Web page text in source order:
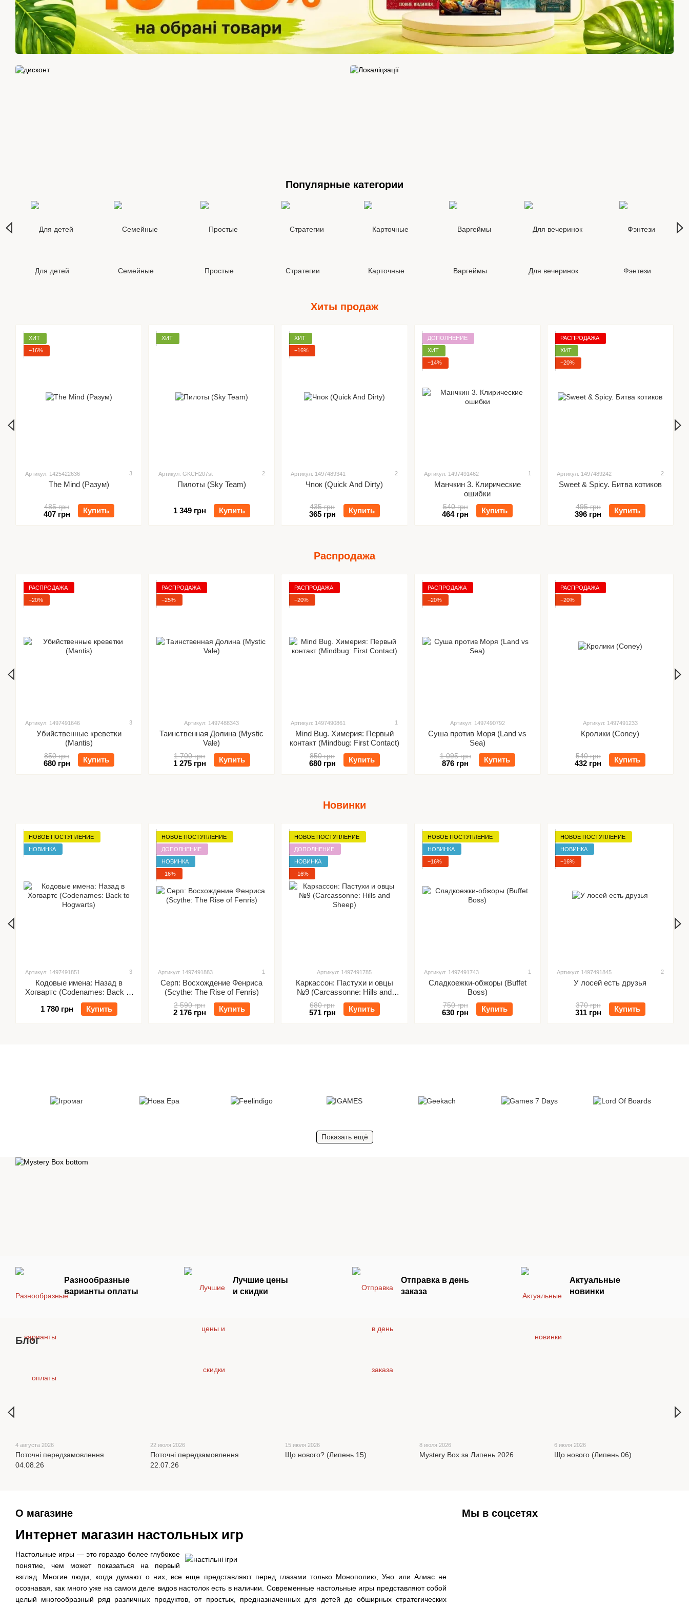
Популярные категории
Для детей Семейные Простые Стратегии Карточные Варгеймы Для вечеринок Фэнтези
Хиты продаж
ХИТ
−16%
Артикул: 1425422636 3
The Mind (Разум)
485 грн
407 грн Купить
ХИТ
Артикул: GKCH207st 2
Пилоты (Sky Team)
1 349 грн Купить
ХИТ
−16%
Артикул: 1497489341 2
Чпок (Quick And Dirty)
435 грн
365 грн Купить
ДОПОЛНЕНИЕ
ХИТ
−14%
Артикул: 1497491462 1
Манчкин 3. Клирические
ошибки
540 грн
464 грн Купить
РАСПРОДАЖА
ХИТ
−20%
Артикул: 1497489242 2
Sweet & Spicy. Битва котиков
495 грн
396 грн Купить
Распродажа
РАСПРОДАЖА
−20%
Артикул: 1497491646 3
Убийственные креветки
(Mantis)
850 грн
680 грн Купить
РАСПРОДАЖА
−25%
Артикул: 1497488343
Таинственная Долина (Mystic
Vale)
1 700 грн
1 275 грн Купить
РАСПРОДАЖА
−20%
Артикул: 1497490861 1
Mind Bug. Химерия: Первый
контакт (Mindbug: First Contact)
850 грн
680 грн Купить
РАСПРОДАЖА
−20%
Артикул: 1497490792
Суша против Моря (Land vs
Sea)
1 095 грн
876 грн Купить
РАСПРОДАЖА
−20%
Артикул: 1497491233
Кролики (Coney)
540 грн
432 грн Купить
Новинки
НОВОЕ ПОСТУПЛЕНИЕ
НОВИНКА
Артикул: 1497491851 3
Кодовые имена: Назад в
Хогвартс (Codenames: Back to
Hogwarts)
1 780 грн
Купить
НОВОЕ ПОСТУПЛЕНИЕ
ДОПОЛНЕНИЕ
НОВИНКА
−16%
Артикул: 1497491883 1
Серп: Восхождение Фенриса
(Scythe: The Rise of Fenris)
2 590 грн
2 176 грн Купить
НОВОЕ ПОСТУПЛЕНИЕ
ДОПОЛНЕНИЕ
НОВИНКА
−16%
Артикул: 1497491785
Каркаcсон: Пастухи и овцы
№9 (Carcassonne: Hills and
Sheep)
680 грн
571 грн Купить
НОВОЕ ПОСТУПЛЕНИЕ
НОВИНКА
−16%
Артикул: 1497491743 1
Сладкоежки-обжоры (Buffet
Boss)
750 грн
630 грн Купить
НОВОЕ ПОСТУПЛЕНИЕ
НОВИНКА
−16%
Артикул: 1497491845 2
У лосей есть друзья
370 грн
311 грн Купить
Показать ещё
Разнообразные
варианты оплаты
Лучшие цены
и скидки
Отправка в день
заказа
Актуальные
новинки
Блог
4 августа 2026
Поточні передзамовлення
04.08.26
22 июля 2026
Поточні передзамовлення
22.07.26
15 июля 2026
Що нового? (Липень 15)
8 июля 2026
Mystery Box за Липень 2026
6 июля 2026
Що нового (Липень 06)
О магазине
Интернет магазин настольных игр
Настольные игры — это гораздо более глубокое
понятие, чем может показаться на первый
взгляд. Многие люди, когда думают о них, все еще представляют перед глазами только Монополию, Уно или Алиас не
осознавая, как много уже на самом деле видов настолок есть в наличии. Современные настольные игры представляют собой
целый многообразный ряд различных продуктов, от простых, предназначенных для детей до обширных стратегических
Мы в соцсетях